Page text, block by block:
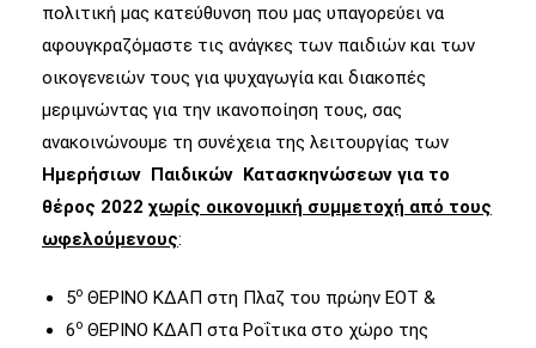
πολιτική μας κατεύθυνση που μας υπαγορεύει να
αφουγκραζόμαστε τις ανάγκες των παιδιών και των
οικογενειών τους για ψυχαγωγία και διακοπές
μεριμνώντας για την ικανοποίηση τους, σας
ανακοινώνουμε τη συνέχεια της λειτουργίας των
Ημερήσιων Παιδικών Κατασκηνώσεων για το
θέρος 2022 χωρίς οικονομική συμμετοχή από τους
ωφελούμενους:
5ο ΘΕΡΙΝΟ ΚΔΑΠ στη Πλαζ του πρώην ΕΟΤ &
6ο ΘΕΡΙΝΟ ΚΔΑΠ στα Ροΐτικα στο χώρο της